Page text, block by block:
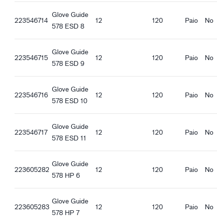
Caratteristiche ergonomiche
Massima aderenza
Manichetta in maglia
Funzionalità touchscreen
Buona presa sull’asciutto
Buona presa sull’olio
223546714
Glove Guide
578 ESD 8
12 120 Paio No
223546715
Glove Guide
578 ESD 9
12 120 Paio No
223546716
Glove Guide
578 ESD 10
12 120 Paio No
223546717
Glove Guide
578 ESD 11
12 120 Paio No
223605282
Glove Guide
578 HP 6
12 120 Paio No
223605283
Glove Guide
578 HP 7
12 120 Paio No